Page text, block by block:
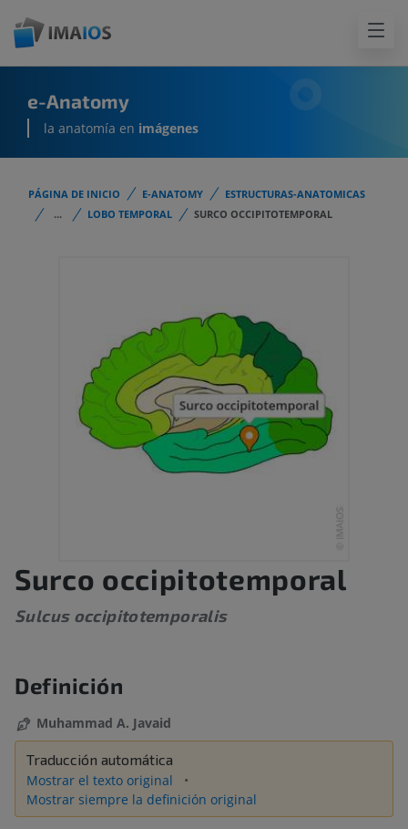
e-Anatomy
la anatomía en imágenes
PÁGINA DE INICIO E-ANATOMY
ESTRUCTURAS-ANATOMICAS
...
LOBO TEMPORAL SURCO OCCIPITOTEMPORAL
Surco occipitotemporal
Sulcus occipitotemporalis
Definición
Muhammad A. Javaid
Traducción automática
Mostrar el texto original
Mostrar siempre la definición original